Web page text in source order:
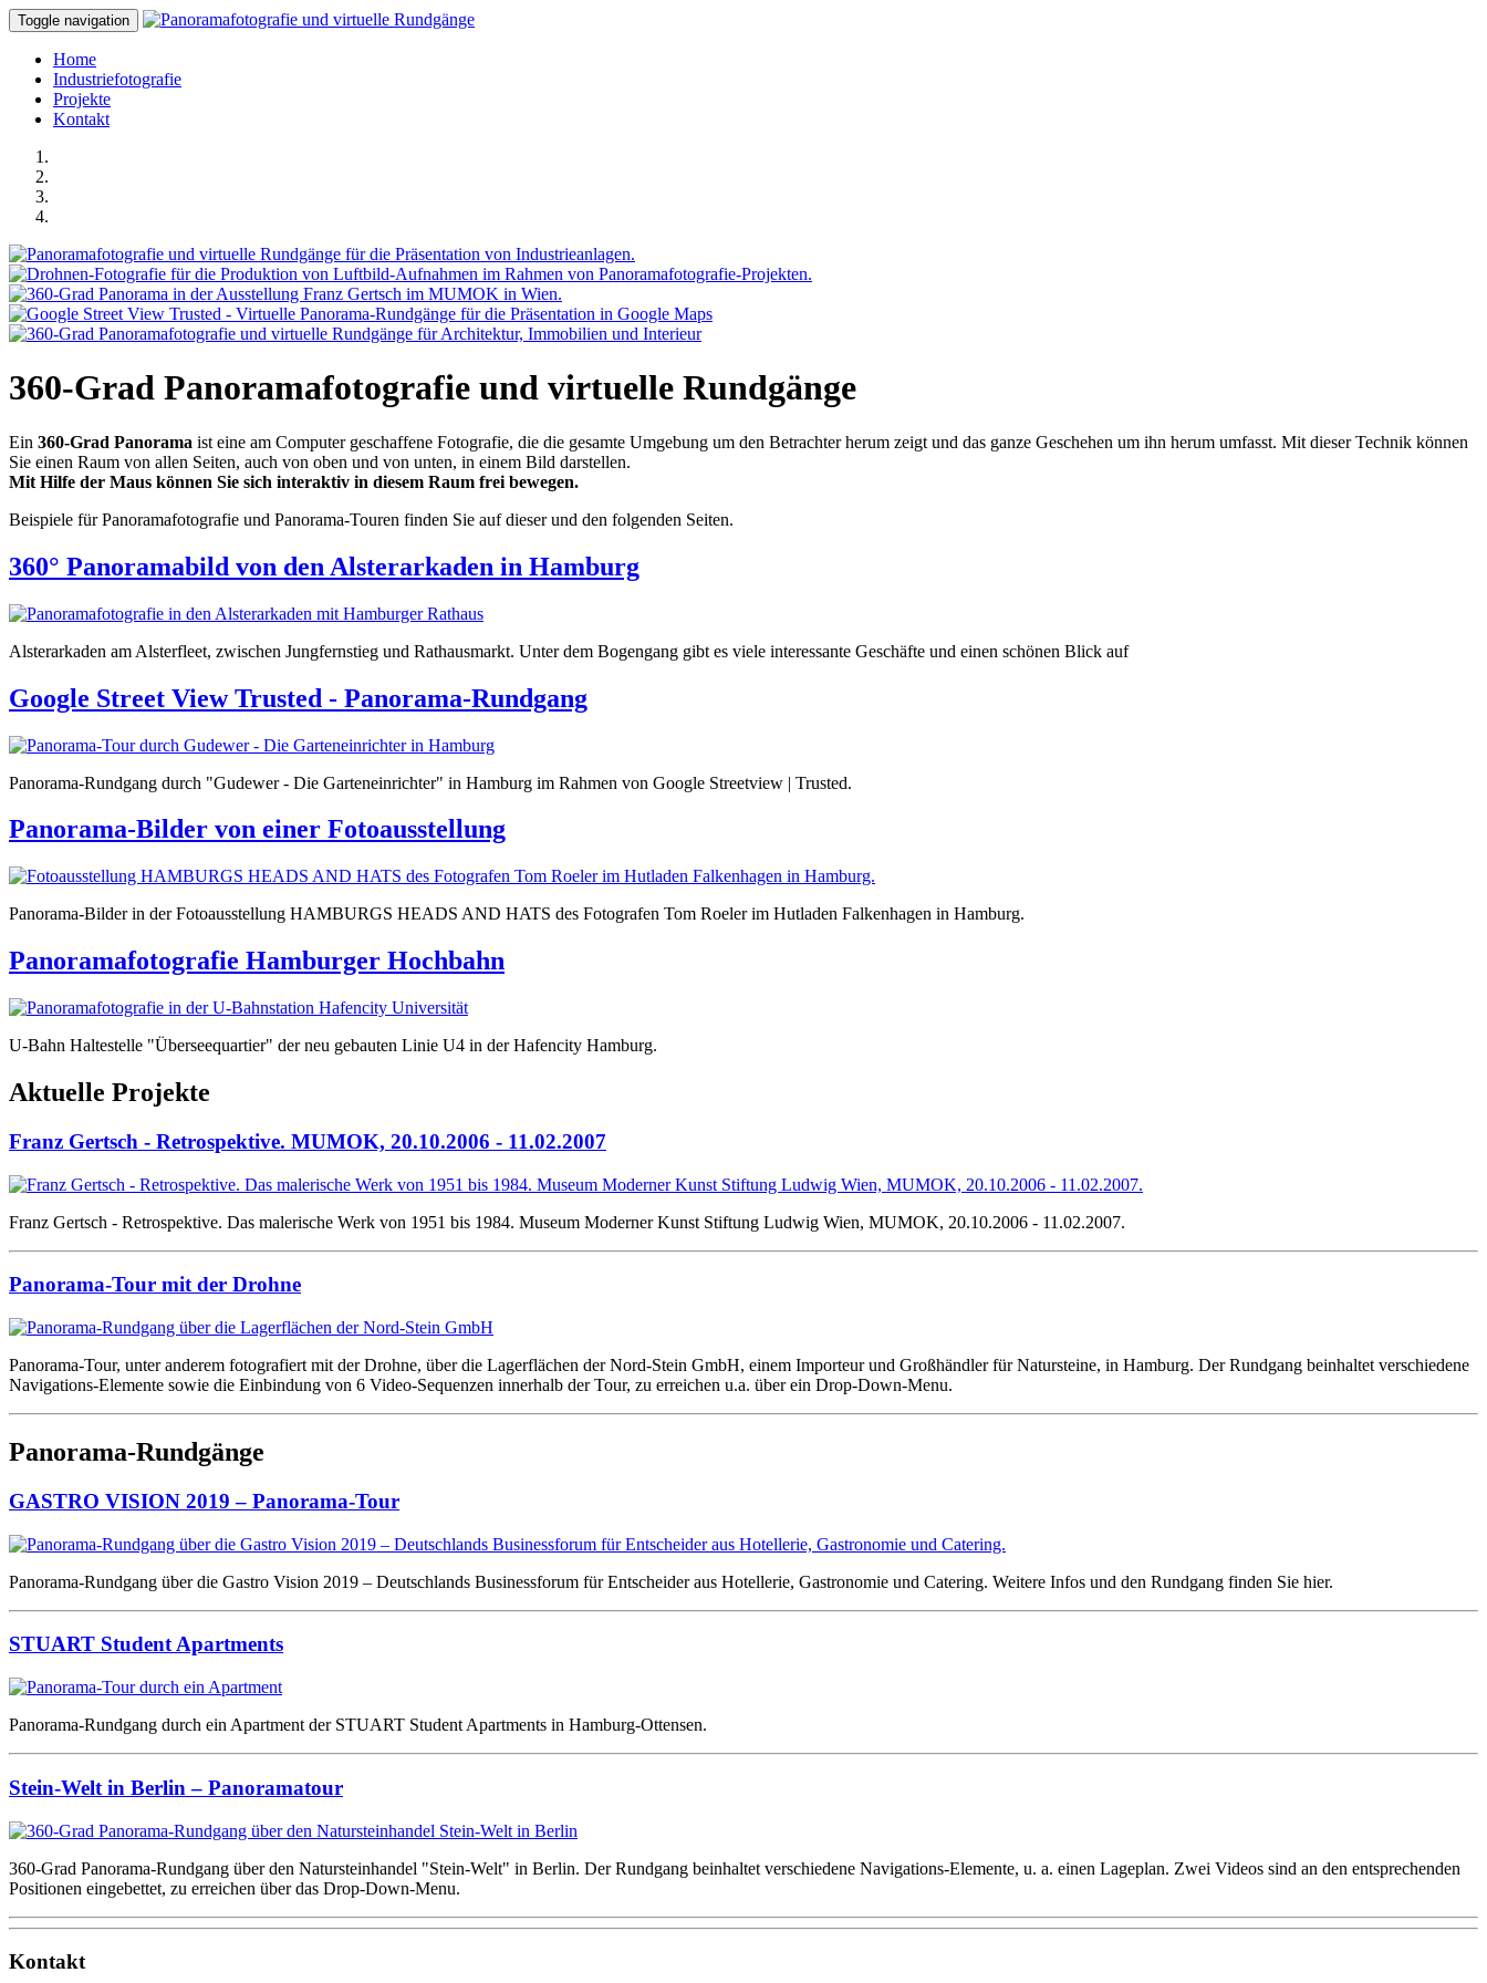
Toggle navigation
Home
Industriefotografie
Projekte
Kontakt
360-Grad Panoramafotografie und virtuelle Rundgänge
Ein 360-Grad Panorama ist eine am Computer geschaffene Fotografie, die die gesamte Umgebung um den Betrachter herum zeigt und das ganze Geschehen um ihn herum umfasst. Mit dieser Technik können
Sie einen Raum von allen Seiten, auch von oben und von unten, in einem Bild darstellen.
Mit Hilfe der Maus können Sie sich interaktiv in diesem Raum frei bewegen.
Beispiele für Panoramafotografie und Panorama-Touren finden Sie auf dieser und den folgenden Seiten.
360° Panoramabild von den Alsterarkaden in Hamburg
Alsterarkaden am Alsterfleet, zwischen Jungfernstieg und Rathausmarkt. Unter dem Bogengang gibt es viele interessante Geschäfte und einen schönen Blick auf
Google Street View Trusted - Panorama-Rundgang
Panorama-Rundgang durch "Gudewer - Die Garteneinrichter" in Hamburg im Rahmen von Google Streetview | Trusted.
Panorama-Bilder von einer Fotoausstellung
Panorama-Bilder in der Fotoausstellung HAMBURGS HEADS AND HATS des Fotografen Tom Roeler im Hutladen Falkenhagen in Hamburg.
Panoramafotografie Hamburger Hochbahn
U-Bahn Haltestelle "Überseequartier" der neu gebauten Linie U4 in der Hafencity Hamburg.
Aktuelle Projekte
Franz Gertsch - Retrospektive. MUMOK, 20.10.2006 - 11.02.2007
Franz Gertsch - Retrospektive. Das malerische Werk von 1951 bis 1984. Museum Moderner Kunst Stiftung Ludwig Wien, MUMOK, 20.10.2006 - 11.02.2007.
Panorama-Tour mit der Drohne
Panorama-Tour, unter anderem fotografiert mit der Drohne, über die Lagerflächen der Nord-Stein GmbH, einem Importeur und Großhändler für Natursteine, in Hamburg. Der Rundgang beinhaltet verschiedene
Navigations-Elemente sowie die Einbindung von 6 Video-Sequenzen innerhalb der Tour, zu erreichen u.a. über ein Drop-Down-Menu.
Panorama-Rundgänge
GASTRO VISION 2019 – Panorama-Tour
Panorama-Rundgang über die Gastro Vision 2019 – Deutschlands Businessforum für Entscheider aus Hotellerie, Gastronomie und Catering. Weitere Infos und den Rundgang finden Sie hier.
STUART Student Apartments
Panorama-Rundgang durch ein Apartment der STUART Student Apartments in Hamburg-Ottensen.
Stein-Welt in Berlin – Panoramatour
360-Grad Panorama-Rundgang über den Natursteinhandel "Stein-Welt" in Berlin. Der Rundgang beinhaltet verschiedene Navigations-Elemente, u. a. einen Lageplan. Zwei Videos sind an den entsprechenden
Positionen eingebettet, zu erreichen über das Drop-Down-Menu.
Kontakt